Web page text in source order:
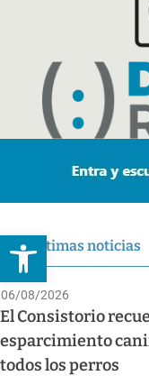
Abrir barra
Últimas noticias
06/08/2026
El Consistorio
esparcimiento
todos los perros